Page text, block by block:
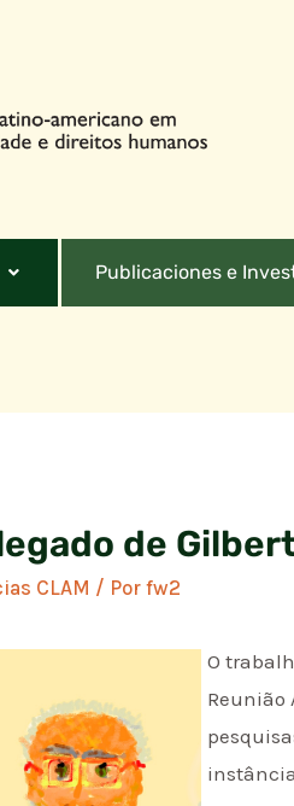
Publicaciones e
de
CLAM / Porfw2
O
Reunião